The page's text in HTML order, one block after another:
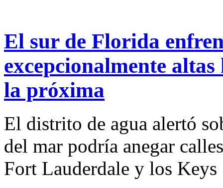
El sur de Florida
excepcionalmente
la próxima
El distrito de agua alertó
del mar podría anegar
Fort Lauderdale y los Keys